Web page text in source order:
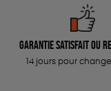
Garantie satisfait ou
14 jours pour